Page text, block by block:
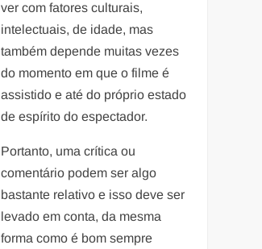
ver com fatores culturais,
intelectuais, de idade, mas
também depende muitas vezes
do momento em que o filme é
assistido e até do próprio estado
de espírito do espectador.
Portanto, uma crítica ou
comentário podem ser algo
bastante relativo e isso deve ser
levado em conta, da mesma
forma como é bom sempre